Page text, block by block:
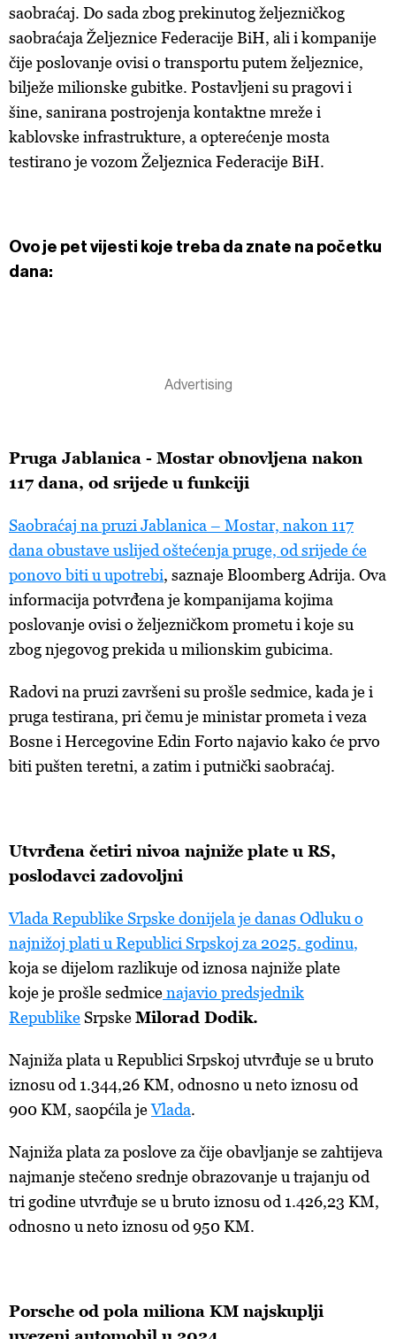
saobraćaj. Do sada zbog prekinutog željezničkog
saobraćaja Željeznice Federacije BiH, ali i kompanije
čije poslovanje ovisi o transportu putem željeznice,
bilježe milionske gubitke. Postavljeni su pragovi i
šine, sanirana postrojenja kontaktne mreže i
kablovske infrastrukture, a opterećenje mosta
testirano je vozom Željeznica Federacije BiH.
Ovo je petvijesti koje treba da znate na početku
dana:
Pruga Jablanica - Mostar obnovljena nakon
117 dana, od srijede u funkciji
Saobraćaj na pruzi Jablanica – Mostar, nakon 117
dana obustave uslijed oštećenja pruge, od srijede će
ponovo biti u upotrebi, saznaje Bloomberg Adrija. Ova
informacija potvrđena je kompanijama kojima
poslovanje ovisi o željezničkom prometu i koje su
zbog njegovog prekida u milionskim gubicima.
Radovi na pruzi završeni su prošle sedmice, kada je i
pruga testirana, pri čemu je ministar prometa i veza
Bosne i HercegovineEdin Forto najavio kako će prvo
biti pušten teretni, a zatim i putnički saobraćaj.
Utvrđena četiri nivoa najniže plate u RS,
poslodavci zadovoljni
Vlada RepublikeSrpskedonijela jedanas Odluku o
najnižoj plati u Republici Srpskoj za 2025. godinu,
koja se dijelom razlikuje od iznosa najniže plate
koje je prošle sedmicenajavio predsjednik
RepublikeSrpskeMilorad Dodik.
Najniža plata u Republici Srpskoj utvrđuje se u bruto
iznosu od 1.344,26 KM, odnosno u neto iznosu od
900 KM, saopćila jeVlada.
Najniža plata za poslove za čije obavljanje se zahtijeva
najmanje stečeno srednje obrazovanje u trajanju od
tri godine utvrđuje se u bruto iznosu od 1.426,23 KM,
odnosno u neto iznosu od 950 KM.
Porsche od pola miliona KM najskuplji